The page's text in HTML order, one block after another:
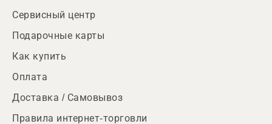
Сервисный центр
Подарочные карты
Как купить
Оплата
Доставка / Самовывоз
Правила интернет-торговли